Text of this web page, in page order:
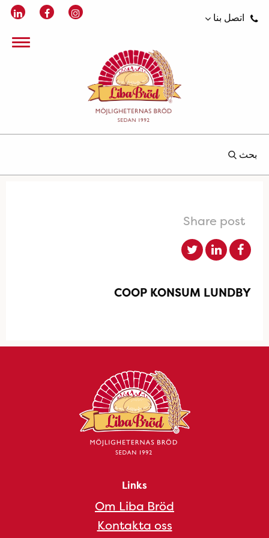
اتصل بنا
بحث
Share post
COOP KONSUM LUNDBY
Links
Om Liba Bröd
Kontakta oss